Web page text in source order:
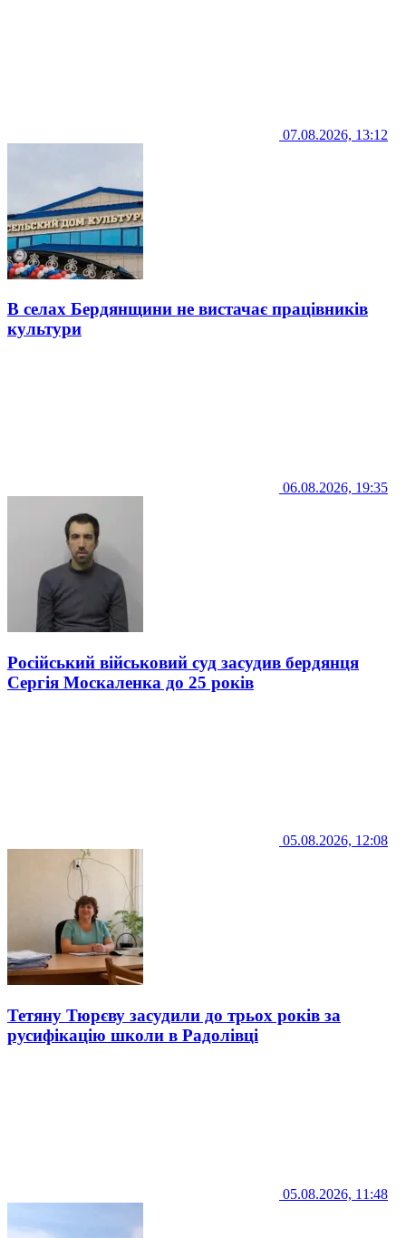
07.08.2026, 13:12
В селах Бердянщини не вистачає працівників
культури
06.08.2026, 19:35
Російський військовий суд засудив бердянця
Сергія Москаленка до 25 років
05.08.2026, 12:08
Тетяну Тюрєву засудили до трьох років за
русифікацію школи в Радолівці
05.08.2026, 11:48